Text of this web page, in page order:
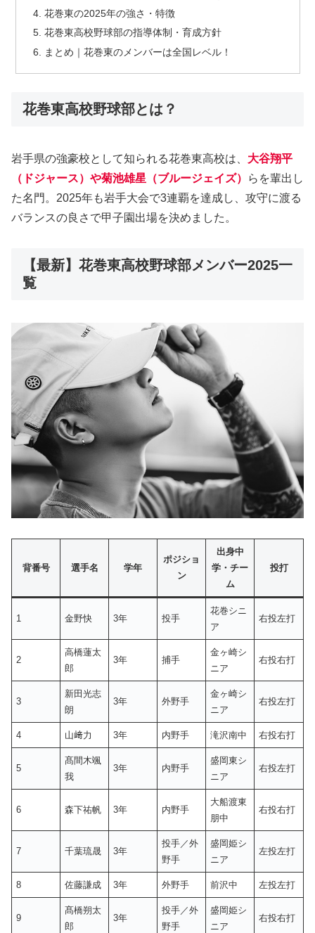
花巻東の2025年の強さ・特徴
花巻東高校野球部の指導体制・育成方針
まとめ｜花巻東のメンバーは全国レベル！
花巻東高校野球部とは？
岩手県の強豪校として知られる花巻東高校は、 大谷翔平
（ドジャース） や菊池雄星（ブルージェイズ）
らを輩出し
た名門。2025年も岩手大会で3連覇を達成し、攻守に渡る
バランスの良さで甲子園出場を決めました。
【最新】花巻東高校野球部メンバー2025一
覧
背番号 選手名 学年
ポジショ
ン
出身中
学・チー
ム
投打
1 金野快 3年 投手
花巻シニ
ア
右投左打
2
高橋蓮太
郎
3年 捕手
金ヶ崎シ
ニア
右投右打
3
新田光志
朗
3年 外野手
金ヶ崎シ
ニア
右投左打
4 山﨑力 3年 内野手 滝沢南中 右投右打
5
髙間木颯
我
3年 内野手
盛岡東シ
ニア
右投左打
6 森下祐帆 3年 内野手
大船渡東
朋中
右投右打
7 千葉琉晟 3年
投手／外
野手
盛岡姫シ
ニア
左投左打
8 佐藤謙成 3年 外野手 前沢中 左投左打
9
髙橋朔太
郎
3年
投手／外
野手
盛岡姫シ
ニア
右投右打